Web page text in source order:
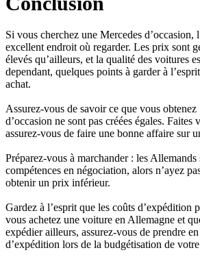
Si vous cherchez une Mercedes d’occasion,
excellent endroit où regarder. Les prix sont
élevés qu’ailleurs, et la qualité des voitures
dependant, quelques points à garder à
achat.
Assurez-vous de savoir ce que vous
d’occasion ne sont pas créées égales. Faites
assurez-vous de faire une bonne affaire sur
Préparez-vous à marchander : les
compétences en négociation, alors n’ayez
obtenir un prix inférieur.
Gardez à l’esprit que les coûts d’expédition
vous achetez une voiture en Allemagne et
expédier ailleurs, assurez-vous de prendre
d’expédition lors de la budgétisation de